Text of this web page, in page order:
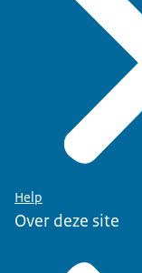
Help
Over deze site